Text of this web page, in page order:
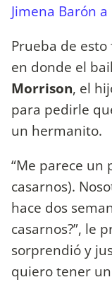
Jimena Barón
Prueba de
en donde el
Morrison, el
para pedirle
un hermanito.
“Me parece un
casarnos).
hace dos
casarnos?”, le
sorprendió y
quiero tener